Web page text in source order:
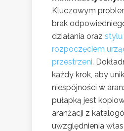
Kluczowym
brak
działania oraz stylu
rozpoczęciem
przestrzeni.
każdy krok, aby
niespójności w
pułapką jest
aranżacji z
uwzględnienia